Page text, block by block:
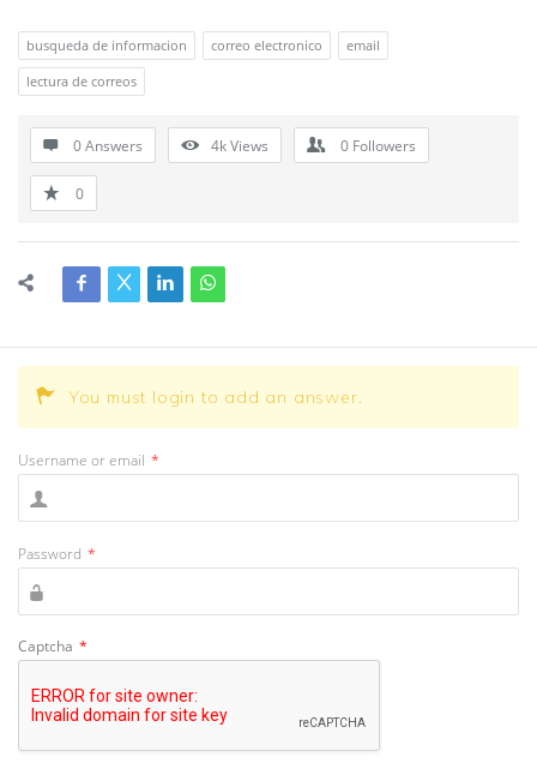
busqueda de informacion correo electronico
email
lectura de correos
0 Answers 4kViews 0 Followers
0
You must login to add an answer.
Username or email *
Password *
Captcha *